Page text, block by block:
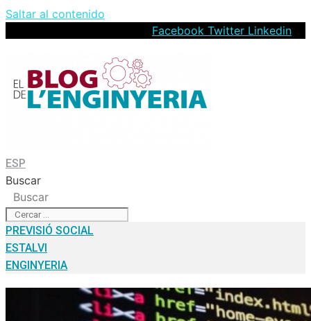
Saltar al contenido
Facebook Twitter Linkedin
ESP
Buscar
Buscar
PREVISIÓ SOCIAL
ESTALVI
ENGINYERIA